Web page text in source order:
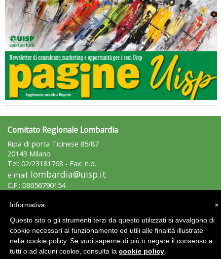
Ddl Lobby, Uisp: “Il Parlamento valorizzi le nostre specificità"
La formazione Uisp rallenta ma prosegue anche in estate
Comitato Regionale Lombardia
Ripa di porta Ticinese 85/87
20143 Milano
Tel: 02/23181768 - Fax: n.d.
e-mail: lombardia@uisp.it
C.F.: 08656790154
×
Informativa
Questo sito o gli strumenti terzi da questo utilizzati si avvalgono di
cookie necessari al funzionamento ed utili alle finalità illustrate
nella cookie policy. Se vuoi saperne di più o negare il consenso a
tutti o ad alcuni cookie, consulta la cookie policy